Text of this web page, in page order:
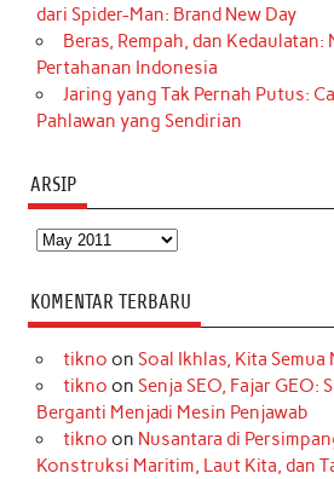
dari Spider-Man: Brand New Day
Beras, Rempah, dan Kedaulatan:
Pertahanan Indonesia
Jaring yang Tak Pernah Putus:
Pahlawan yang Sendirian
ARSIP
Arsip
KOMENTAR TERBARU
tikno on Soal Ikhlas, Kita Semua
tikno on Senja SEO, Fajar GEO:
Berganti Menjadi Mesin Penjawab
tikno on Nusantara di
Konstruksi Maritim, Laut Kita, dan